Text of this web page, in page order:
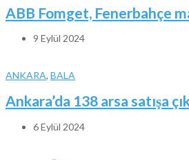
ABB Fomget, Fenerbahçe
9 Eylül 2024
ANKARA, BALA
Ankara’da 138 arsa satışa
6 Eylül 2024